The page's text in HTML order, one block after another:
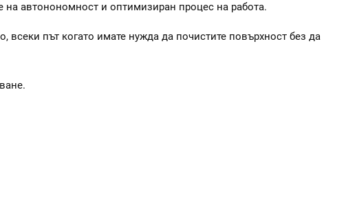
автонономност и оптимизиран процес на работа.
всеки път когато имате нужда да почистите повърхност без да